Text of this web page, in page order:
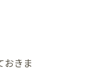
おきま